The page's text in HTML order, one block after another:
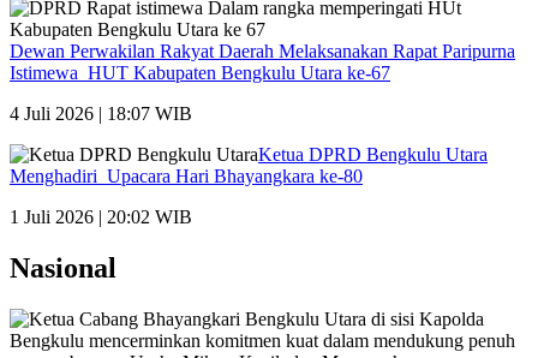
Dewan Perwakilan Rakyat Daerah Melaksanakan Rapat Paripurna
Istimewa HUT Kabupaten Bengkulu Utara ke-67
4 Juli 2026 | 18:07 WIB
Ketua DPRD Bengkulu Utara
Menghadiri Upacara Hari Bhayangkara ke-80
1 Juli 2026 | 20:02 WIB
Nasional